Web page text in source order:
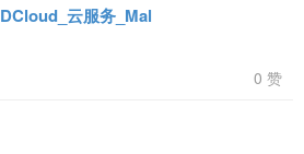
DCloud_云服务_Mal
0 赞